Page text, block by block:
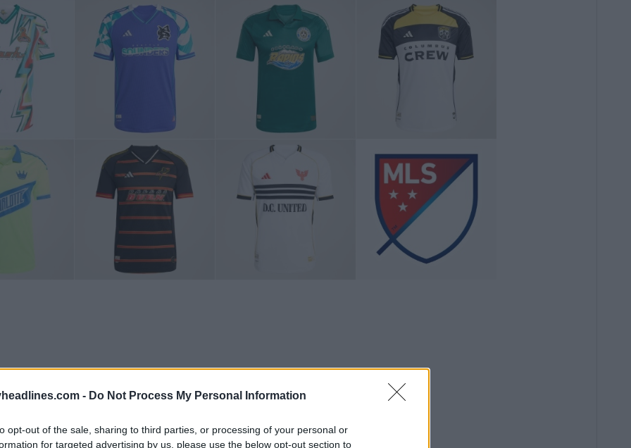
- Do Not Process My Personal Information
opt-out of the sale, sharing to third parties, or processing of your personal or
for targeted advertising by us, please use the below opt-out section to